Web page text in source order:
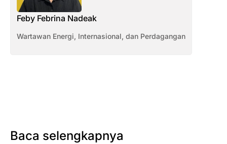
Feby Febrina Nadeak
Wartawan Energi, Internasional, dan Perdagangan
Baca selengkapnya